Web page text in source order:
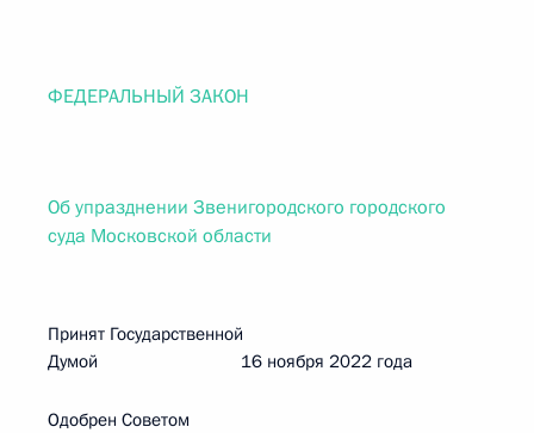
ФЕДЕРАЛЬНЫЙ ЗАКОН
Об упразднении Звенигородского городского
суда Московской области
Принят Государственной
Думой 16 ноября 2022 года
Одобрен Советом